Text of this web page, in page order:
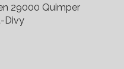
29000 Quimper
Divy